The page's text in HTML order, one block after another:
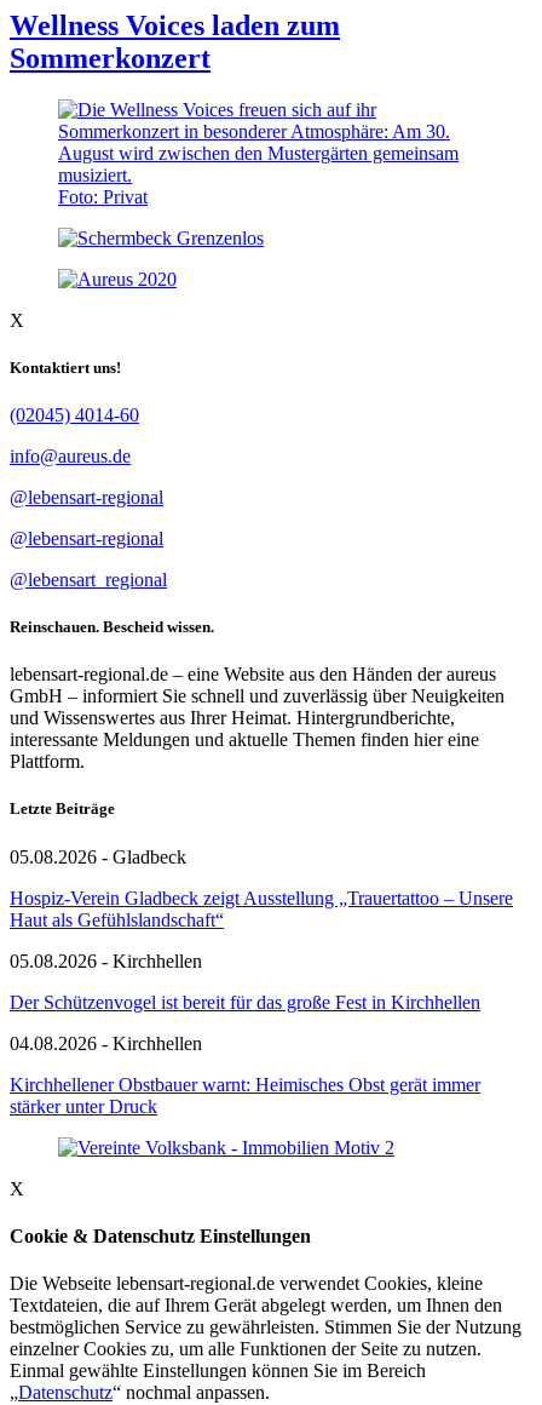
Wellness Voices laden zum
Sommerkonzert
Foto: Privat
X
Kontaktiert uns!
(02045) 4014-60
info@aureus.de
@lebensart-regional
@lebensart-regional
@lebensart_regional
Reinschauen. Bescheid wissen.
lebensart-regional.de – eine Website aus den Händen der aureus
GmbH – informiert Sie schnell und zuverlässig über Neuigkeiten
und Wissenswertes aus Ihrer Heimat. Hintergrundberichte,
interessante Meldungen und aktuelle Themen finden hier eine
Plattform.
Letzte Beiträge
05.08.2026 - Gladbeck
Hospiz-Verein Gladbeck zeigt Ausstellung „Trauertattoo – Unsere
Haut als Gefühlslandschaft“
05.08.2026 - Kirchhellen
Der Schützenvogel ist bereit für das große Fest in Kirchhellen
04.08.2026 - Kirchhellen
Kirchhellener Obstbauer warnt: Heimisches Obst gerät immer
stärker unter Druck
X
Cookie & Datenschutz Einstellungen
Die Webseite lebensart-regional.de verwendet Cookies, kleine
Textdateien, die auf Ihrem Gerät abgelegt werden, um Ihnen den
bestmöglichen Service zu gewährleisten. Stimmen Sie der Nutzung
einzelner Cookies zu, um alle Funktionen der Seite zu nutzen.
Einmal gewählte Einstellungen können Sie im Bereich
„Datenschutz“ nochmal anpassen.